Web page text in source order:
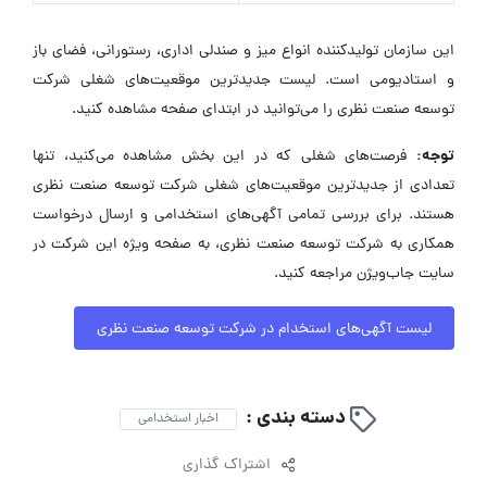
این سازمان تولیدکننده انواع میز و صندلی اداری، رستورانی، فضای باز
و استادیومی است. لیست جدیدترین موقعیت‌های شغلی شرکت
توسعه صنعت نظری را می‌توانید در ابتدای صفحه مشاهده کنید.
توجه: فرصت‌های شغلی که در این بخش مشاهده می‌کنید، تنها
تعدادی از جدیدترین موقعیت‌های شغلی شرکت توسعه صنعت نظری
هستند. برای بررسی تمامی آگهی‌های استخدامی و ارسال درخواست
همکاری به شرکت توسعه صنعت نظری، به صفحه ویژه این شرکت در
سایت جاب‌ویژن مراجعه کنید.
لیست آگهی‌های استخدام در شرکت توسعه صنعت نظری
دسته بندی : اخبار استخدامی
اشتراک گذاری